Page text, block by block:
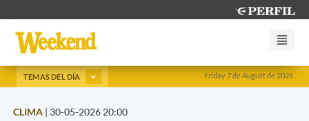
Friday 7 de August de 2026
TEMAS DEL DÍA
CLIMA | 30-05-2026 20:00